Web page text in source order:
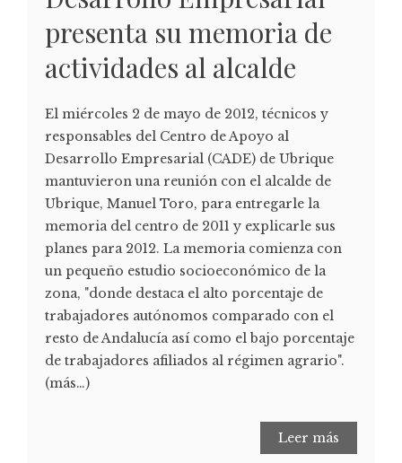
presenta su memoria de
actividades al alcalde
El miércoles 2 de mayo de 2012, técnicos y
responsables del Centro de Apoyo al
Desarrollo Empresarial (CADE) de Ubrique
mantuvieron una reunión con el alcalde de
Ubrique, Manuel Toro, para entregarle la
memoria del centro de 2011 y explicarle sus
planes para 2012. La memoria comienza con
un pequeño estudio socioeconómico de la
zona, "donde destaca el alto porcentaje de
trabajadores autónomos comparado con el
resto de Andalucía así como el bajo porcentaje
de trabajadores afiliados al régimen agrario".
(más…)
Leer más